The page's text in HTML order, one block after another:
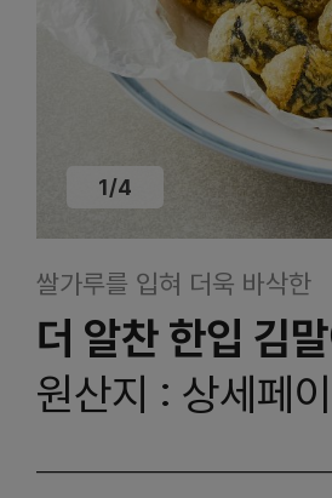
1/4
쌀가루를 입혀 더욱 바삭한
더 알찬 한입 김
원산지 : 상세페